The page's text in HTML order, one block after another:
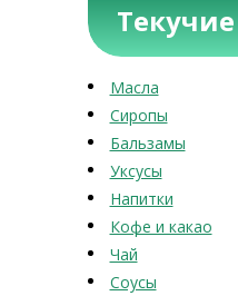
Масла
Сиропы
Бальзамы
Уксусы
Напитки
Кофе и какао
Чай
Соусы